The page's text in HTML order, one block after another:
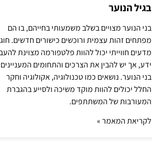
בגיל הנוער
בני הנוער מצויים בשלב משמעותי בחייהם, בו הם
מפתחים זהות עצמית ורוכשים כישורים חדשים. חוג
מדעים חווייתי יכול להוות פלטפורמה מצוינת
ידע, אך יש להבין את הצרכים והתחומים
בני הנוער. נושאים כמו טכנולוגיה, אקולוגיה וחקר
החלל יכולים להוות מוקד משיכה ולסייע בהגברת
המעורבות של המשתתפים.
לקריאת המאמר »